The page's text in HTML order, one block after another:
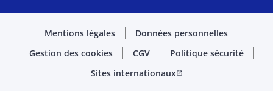
Mentions légales
Données personnelles
Gestion des cookies
CGV
Politique sécurité
Sites internationauxopen_in_new